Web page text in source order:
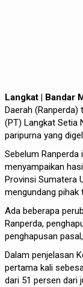
Langkat | Bandar
Daerah (Ranperda)
(PT) Langkat Setia
paripurna yang
Sebelum Ranperda
menyampaikan
Provinsi Sumatera
mengundang pihak
Ada beberapa
Ranperda,
penghapusan
Dalam penjelasan
pertama kali
dari 51 persen dari